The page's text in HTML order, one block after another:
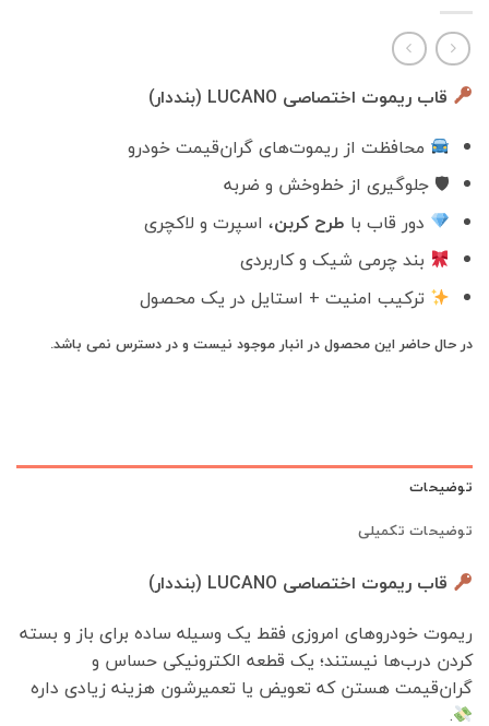
قاب ریموت اختصاصی LUCANO (بنددار)
محافظت از ریموت‌های گران‌قیمت خودرو
🛡 جلوگیری از خط‌وخش و ضربه
دور قاب با طرح کربن، اسپرت و لاکچری
بند چرمی شیک و کاربردی
ترکیب امنیت + استایل در یک محصول
در حال حاضر این محصول در انبار موجود نیست و در دسترس نمی باشد.
توضیحات
توضیحات تکمیلی
قاب ریموت اختصاصی LUCANO (بنددار)
ریموت خودروهای امروزی فقط یک وسیله ساده برای باز و بسته
کردن درب‌ها نیستند؛ یک قطعه الکترونیکی حساس و
گران‌قیمت هستن که تعویض یا تعمیرشون هزینه زیادی داره
.